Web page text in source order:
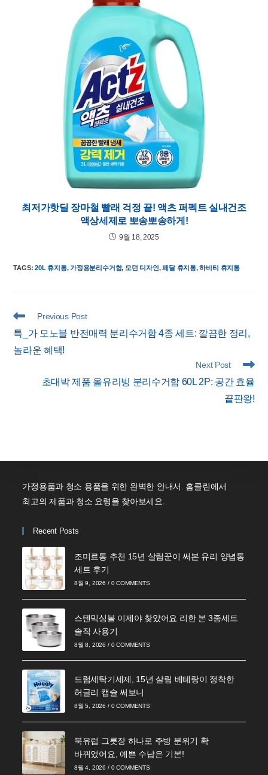
최저가핫딜 장마철 빨래 걱정 끝! 액츠 퍼펙트 실내건조
액상세제로 뽀송뽀송하게!
9월 18, 2025
TAGS:20L 휴지통, 가정용분리수거함, 모던 디자인, 페달 휴지통, 하비티 휴지통
Read
articles
Previous Post
특_가 모노블 반전매력 분리수거함 4종 세트: 깔끔한 정리,
놀라운 혜택!
Next Post
초대박 제품 올유리빙 분리수거함 60L 2P: 공간 효율
끝판왕!
가정용품과 청소 용품을 위한 완벽한 안내서. 홈클린에서
최고의 제품과 청소 요령을 찾아보세요.
Recent Posts
조미료통 추천 15년 살림꾼이 써본 유리 양념통
세트 후기
8월 9, 2026 / 0 COMMENTS
스텐믹싱볼 이제야 찾았어요 리한 본 3종세트
솔직 사용기
8월 8, 2026 / 0 COMMENTS
드럼세탁기세제, 15년 살림 베테랑이 정착한
허글리 캡슐 써보니
8월 5, 2026 / 0 COMMENTS
북유럽 그릇장 하나로 주방 분위기 확
바뀌었어요, 예쁜 수납은 기본!
8월 4, 2026 / 0 COMMENTS